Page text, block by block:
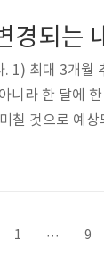
마친 후..
경되는
1) 최대 3개월
니라 한 달에
칠 것으로 예
업 수당의 변
여를 받을 때
1 ··· 9